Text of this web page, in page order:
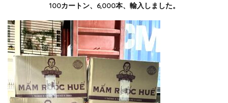
100カートン、6,000本、輸入しました。